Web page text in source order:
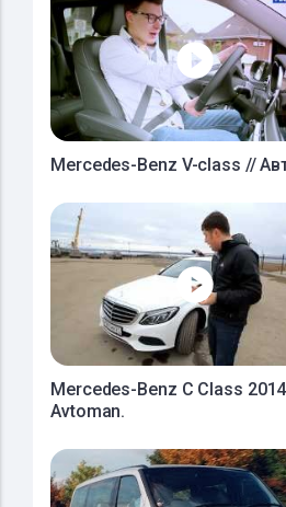
Mercedes-Benz V-class //
Mercedes-Benz C Сlass
Avtoman.